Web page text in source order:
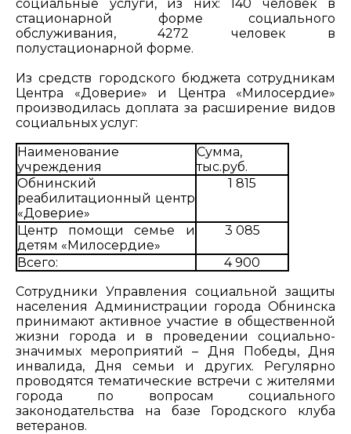
социальные услуги, из них: 140 человек в
стационарной форме социального
обслуживания, 4272 человек в
полустационарной форме.
Из средств городского бюджета сотрудникам
Центра «Доверие» и Центра «Милосердие»
производилась доплата за расширение видов
социальных услуг:
Наименование
учреждения
Сумма,
тыс.руб.
Обнинский
реабилитационный центр
«Доверие»
1 815
Центр помощи семье и
детям «Милосердие»
3 085
Всего:
4 900
Сотрудники Управления социальной защиты
населения Администрации города Обнинска
принимают активное участие в общественной
жизни города и в проведении социально-
значимых мероприятий – Дня Победы, Дня
инвалида, Дня семьи и других. Регулярно
проводятся тематические встречи с жителями
города по вопросам социального
законодательства на базе Городского клуба
ветеранов.